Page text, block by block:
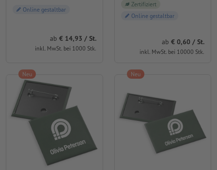
Online gestaltbar
ab 14,93 / St.
inkl. MwSt. bei 1000 Stk.
Zertifiziert
Online gestaltbar
ab 0,60 / St.
inkl. MwSt. bei 10000 Stk.
Neu Neu